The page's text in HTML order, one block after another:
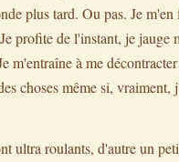
plus tard. Ou pas. Je
profite de l'instant, je jauge
m'entraîne à me
choses même si, vraiment,
ultra roulants, d'autre un